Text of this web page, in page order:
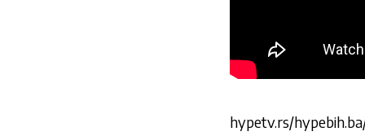
hypetv.rs/